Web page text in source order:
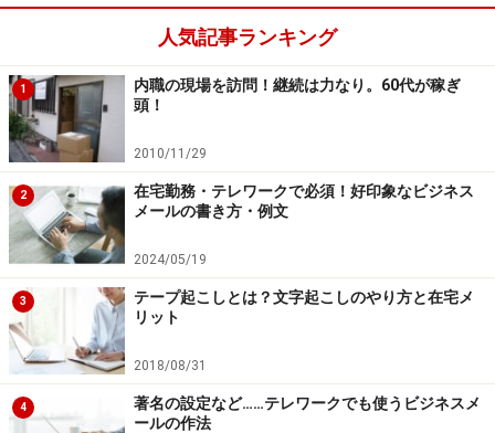
人気記事ランキング
1
内職の現場を訪問！継続は力なり。60代が稼ぎ
頭！
2010/11/29
2
在宅勤務・テレワークで必須！好印象なビジネス
メールの書き方・例文
2024/05/19
3
テープ起こしとは？文字起こしのやり方と在宅メ
リット
2018/08/31
4
著名の設定など……テレワークでも使うビジネスメ
ールの作法